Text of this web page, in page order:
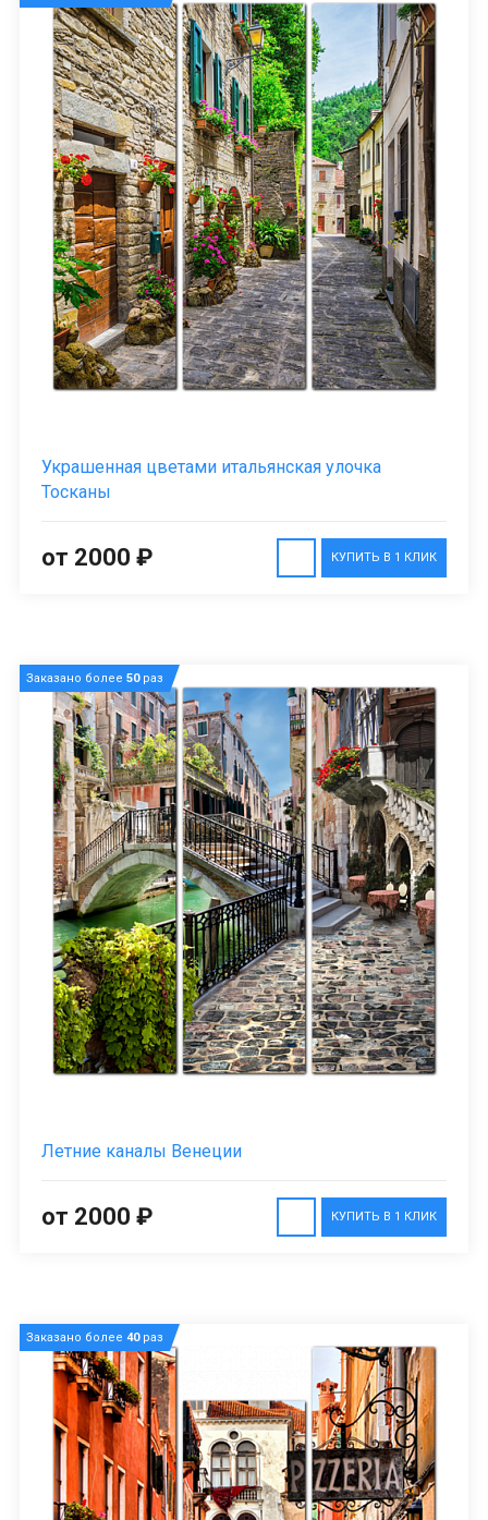
Украшенная цветами итальянская улочка
Тосканы
КУПИТЬ В 1 КЛИК
от 2000 ₽
Заказано более 50раз
Летние каналы Венеции
КУПИТЬ В 1 КЛИК
от 2000 ₽
Заказано более 40раз